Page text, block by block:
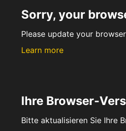
Sorry, your
Please update your
Learn more
Ihre Browser-
Bitte aktualisieren Sie Ihre